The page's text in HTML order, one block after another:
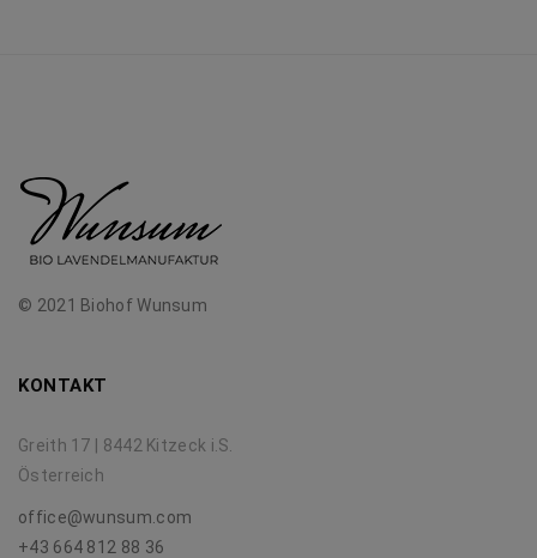
© 2021 Biohof Wunsum
KONTAKT
Greith 17 | 8442 Kitzeck i.S.
Österreich
office@wunsum.com
+43 664 812 88 36